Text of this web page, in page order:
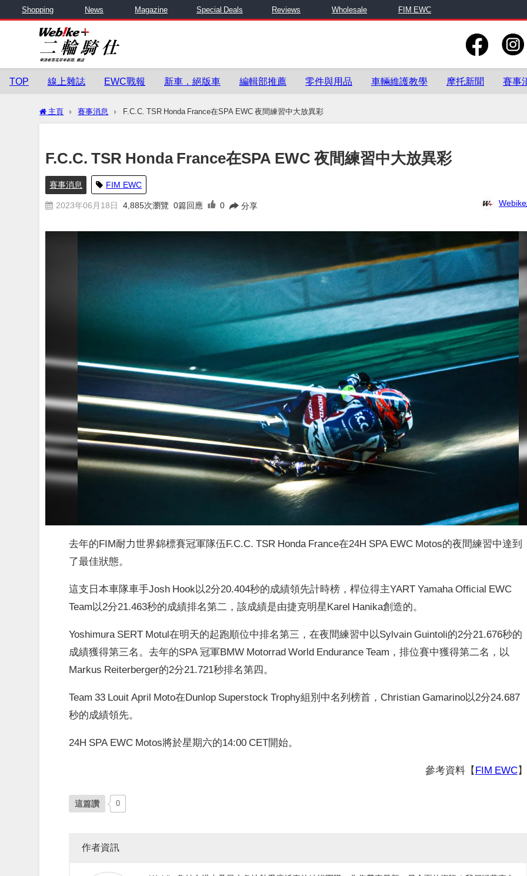
Shopping News Magazine Special Deals Reviews Wholesale FIM EWC
TOP 線上雜誌 EWC戰報 新車．絕版車 編輯部推薦 零件與用品 車輛維護教學 摩托新聞 賽事
主頁 賽事消息 F.C.C. TSR Honda France在SPA EWC 夜間練習中大放異彩
F.C.C. TSR Honda France在SPA EWC 夜間練習中大放異彩
賽事消息 FIM EWC
2023年06月18日 4,885次瀏覽 0篇回應 0 分享
去年的FIM耐力世界錦標賽冠軍隊伍F.C.C. TSR Honda France在24H SPA EWC Motos的夜間練習中達到
了最佳狀態。
這支日本車隊車手Josh Hook以2分20.404秒的成績領先計時榜，桿位得主YART Yamaha Official EWC
Team以2分21.463秒的成績排名第二，該成績是由捷克明星Karel Hanika創造的。
Yoshimura SERT Motul在明天的起跑順位中排名第三，在夜間練習中以Sylvain Guintoli的2分21.676秒的
成績獲得第三名。去年的SPA 冠軍BMW Motorrad World Endurance Team，排位賽中獲得第二名，以
Markus Reiterberger的2分21.721秒排名第四。
Team 33 Louit April Moto在Dunlop Superstock Trophy組別中名列榜首，Christian Gamarino以2分24.687
秒的成績領先。
24H SPA EWC Motos將於星期六的14:00 CET開始。
參考資料【 FIM EWC】
這篇讚 0
作者資訊